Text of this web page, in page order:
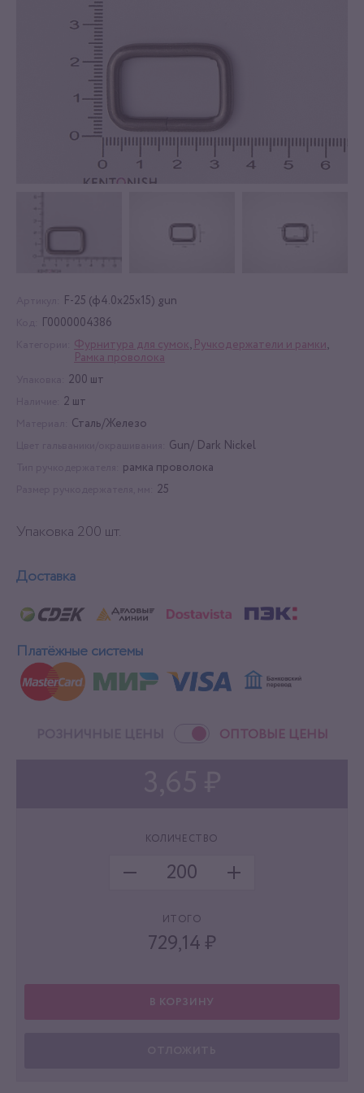
F-25 (ф4.0x25x15) gun
Г0000004386
Фурнитура для сумок, Ручкодержатели и рамки,
Рамка проволока
200 шт
2 шт
Сталь/Железо
Gun/ Dark Nickel
рамка проволока
25
Упаковка 200 шт.
Доставка
Платёжные системы
ОПТОВЫЕ ЦЕНЫ
КОЛИЧЕСТВО
ИТОГО
729,14 ₽
В КОРЗИНУ